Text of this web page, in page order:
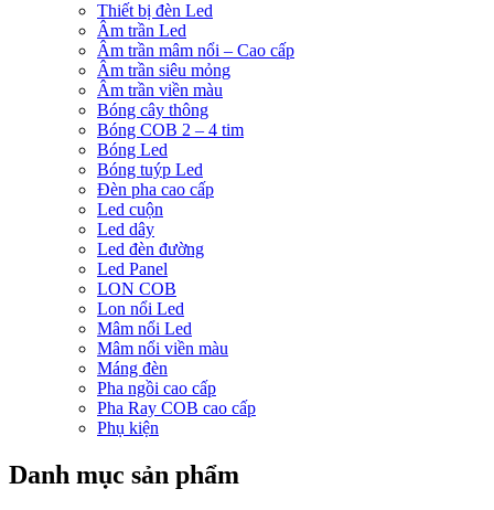
Thiết bị đèn Led
Âm trần Led
Âm trần mâm nổi – Cao cấp
Âm trần siêu mỏng
Âm trần viền màu
Bóng cây thông
Bóng COB 2 – 4 tim
Bóng Led
Bóng tuýp Led
Đèn pha cao cấp
Led cuộn
Led dây
Led đèn đường
Led Panel
LON COB
Lon nổi Led
Mâm nổi Led
Mâm nổi viền màu
Máng đèn
Pha ngồi cao cấp
Pha Ray COB cao cấp
Phụ kiện
Danh mục sản phẩm